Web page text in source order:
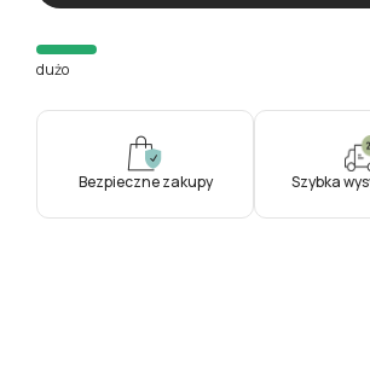
dużo
Bezpieczne zakupy Szybka